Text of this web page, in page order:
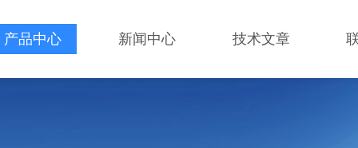
产品中心 新闻中心 技术文章